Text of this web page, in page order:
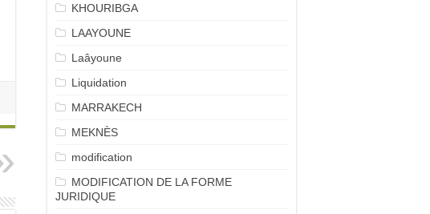
KHOURIBGA
LAAYOUNE
Laâyoune
Liquidation
MARRAKECH
MEKNÈS
modification
MODIFICATION DE LA FORME
JURIDIQUE